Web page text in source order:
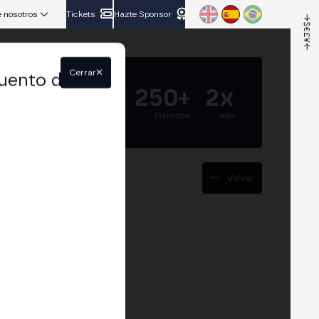
nosotros Tickets Hazte Sponsor
250+
Ponentes
2x
año
Volver
delCerrar